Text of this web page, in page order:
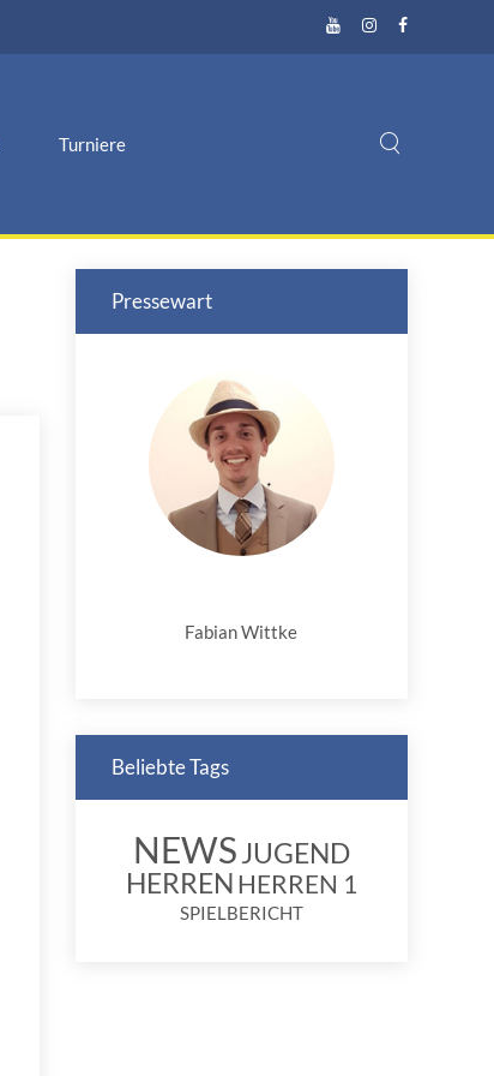
Turniere
Pressewart
Fabian Wittke
Beliebte Tags
NEWSJUGEND
HERREN HERREN 1
SPIELBERICHT